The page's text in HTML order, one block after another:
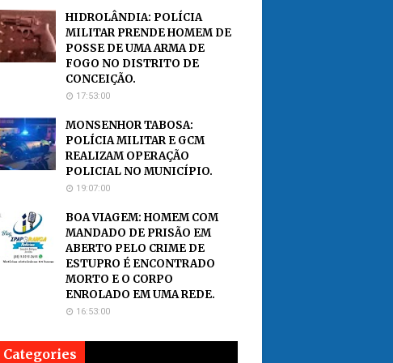
HIDROLÂNDIA: POLÍCIA
MILITAR PRENDE HOMEM DE
POSSE DE UMA ARMA DE
FOGO NO DISTRITO DE
CONCEIÇÃO.
17:53:00
MONSENHOR TABOSA:
POLÍCIA MILITAR E GCM
REALIZAM OPERAÇÃO
POLICIAL NO MUNICÍPIO.
19:07:00
BOA VIAGEM: HOMEM COM
MANDADO DE PRISÃO EM
ABERTO PELO CRIME DE
ESTUPRO É ENCONTRADO
MORTO E O CORPO
ENROLADO EM UMA REDE.
16:53:00
Categories